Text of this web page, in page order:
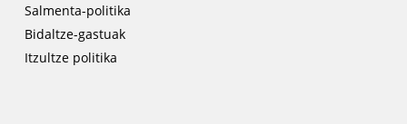
Salmenta-politika
Bidaltze-gastuak
Itzultze politika